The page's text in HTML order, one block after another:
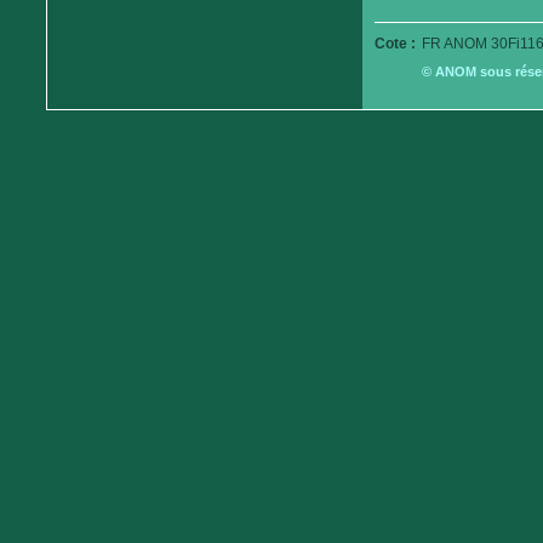
Cote : FR ANOM
© ANOM sous